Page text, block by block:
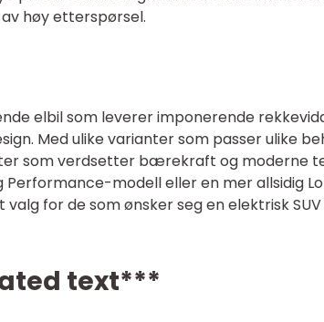
høy etterspørsel.
elbil som leverer imponerende
Med ulike varianter som passer ulike
som verdsetter bærekraft og moderne
modell eller en mer allsidig
for de som ønsker seg en elektrisk SUV
text***